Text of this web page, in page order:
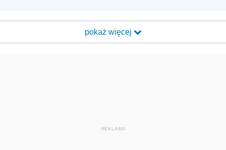
pokaż więcej
REKLAMA